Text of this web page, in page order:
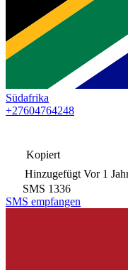
Südafrika
+27604764248
Kopiert
Hinzugefügt Vor 1
SMS 1336
SMS empfangen